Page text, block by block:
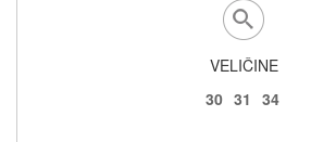
VELIČINE
30 31 34